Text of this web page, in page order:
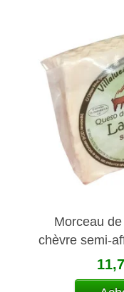
Morceau
chèvre semi-